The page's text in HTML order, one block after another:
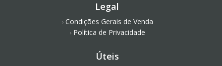
Legal
Condições Gerais de Venda
Política de Privacidade
Úteis